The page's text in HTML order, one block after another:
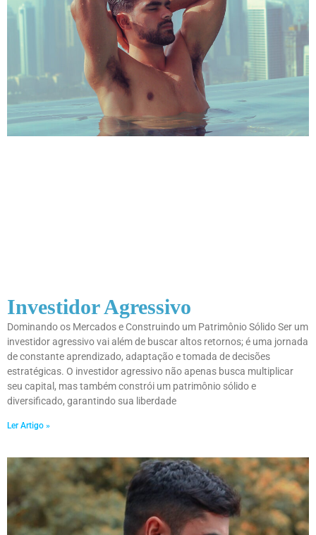
Investidor Agressivo
Dominando os Mercados e Construindo um Patrimônio Sólido Ser um
investidor agressivo vai além de buscar altos retornos; é uma jornada
de constante aprendizado, adaptação e tomada de decisões
estratégicas. O investidor agressivo não apenas busca multiplicar
seu capital, mas também constrói um patrimônio sólido e
diversificado, garantindo sua liberdade
Ler Artigo »